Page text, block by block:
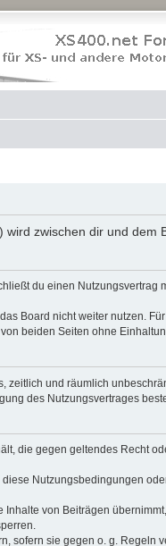
wird zwischen dir und
du einen
Board nicht weiter nutzen.
beiden Seiten ohne
zeitlich und räumlich
des Nutzungsvertrages
die gegen geltendes Recht
Nutzungsbedingungen
von Beiträgen
sofern sie gegen o. g.